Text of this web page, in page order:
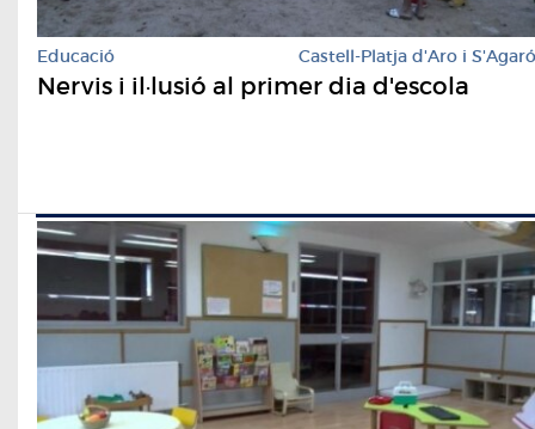
Educació Castell-Platja d'Aro i S'Agaró
Nervis i il·lusió al primer dia d'escola